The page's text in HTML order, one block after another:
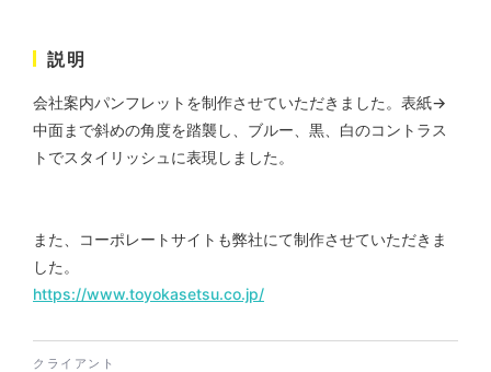
サイト制作
ECサイト
#レスポンシブWebデザイン
説明
会社案内パンフレットを制作させていただきました。表紙→
中面まで斜めの角度を踏襲し、ブルー、黒、白のコントラス
トでスタイリッシュに表現しました。
また、コーポレートサイトも弊社にて制作させていただきま
した。
https://www.toyokasetsu.co.jp/
クライアント